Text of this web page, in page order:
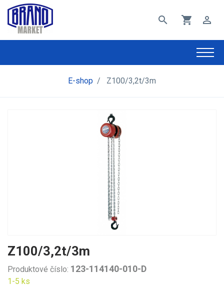
search shopping_cart perm_identity
E-shop / Z100/3,2t/3m
Z100/3,2t/3m
Produktové číslo: 123-114140-010-D
1-5 ks